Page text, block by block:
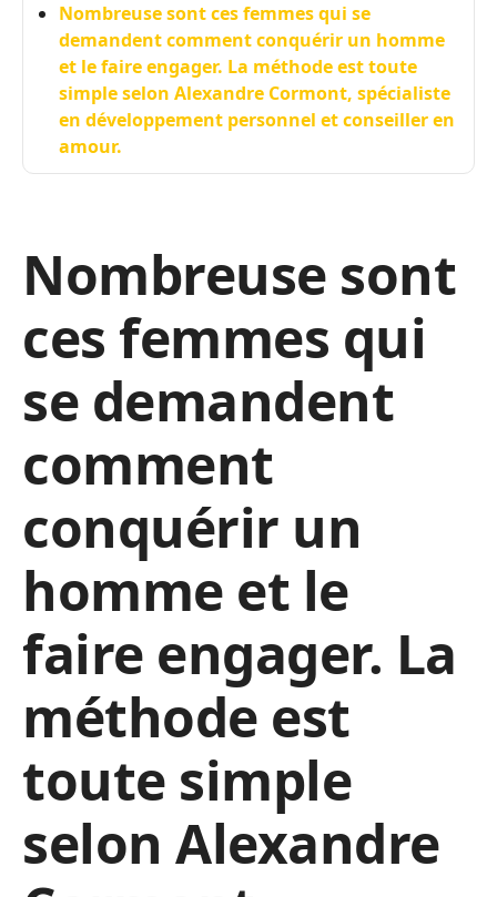
Nombreuse sont ces femmes qui se
demandent comment conquérir un homme
et le faire engager. La méthode est toute
simple selon Alexandre Cormont, spécialiste
en développement personnel et conseiller en
amour.
Nombreuse sont
ces femmes qui
se demandent
comment
conquérir un
homme et le
faire engager. La
méthode est
toute simple
selon Alexandre